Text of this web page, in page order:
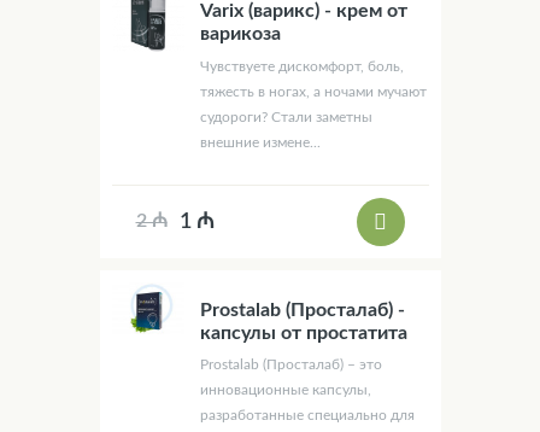
Varix (варикс) - крем от
варикоза
Чувствуете дискомфорт, боль,
тяжесть в ногах, а ночами мучают
судороги? Стали заметны
внешние измене...
2 ₼ 1 ₼
Prostalab (Просталаб) -
капсулы от простатита
Prostalab (Просталаб) – это
инновационные капсулы,
разработанные специально для